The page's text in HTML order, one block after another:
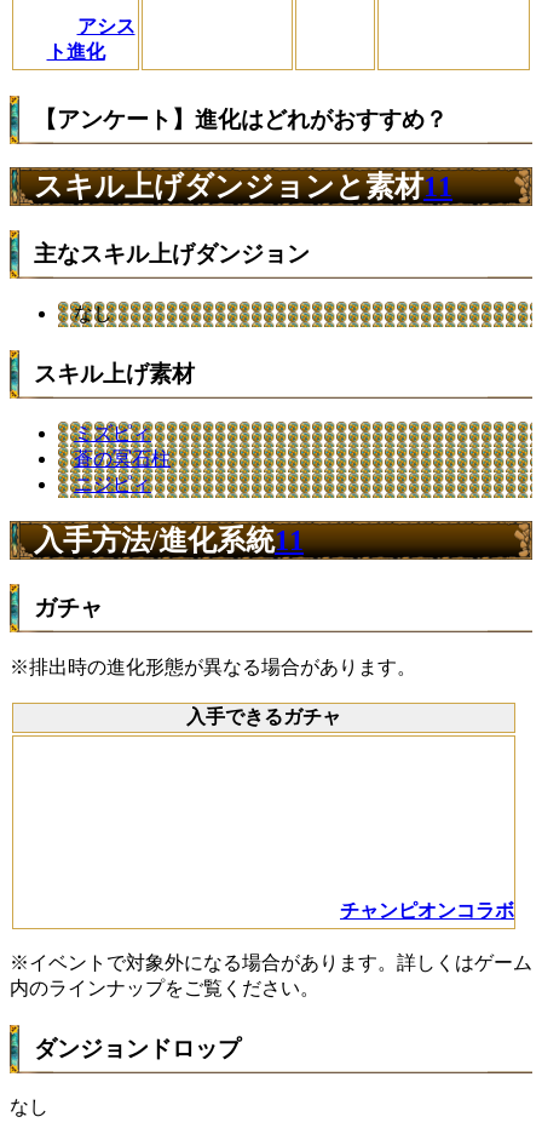
アシス
ト進化
【アンケート】進化はどれがおすすめ？
スキル上げダンジョンと素材11
主なスキル上げダンジョン
なし
スキル上げ素材
ミズピィ
蒼の冥石柱
ニジピィ
入手方法/進化系統11
ガチャ
※排出時の進化形態が異なる場合があります。
入手できるガチャ
チャンピオンコラボ
※イベントで対象外になる場合があります。詳しくはゲーム
内のラインナップをご覧ください。
ダンジョンドロップ
なし